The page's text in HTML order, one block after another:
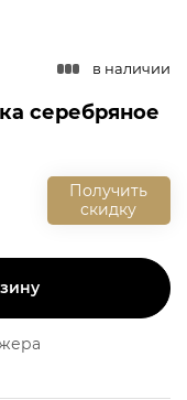
в наличии
серебряное
Получить
скидку